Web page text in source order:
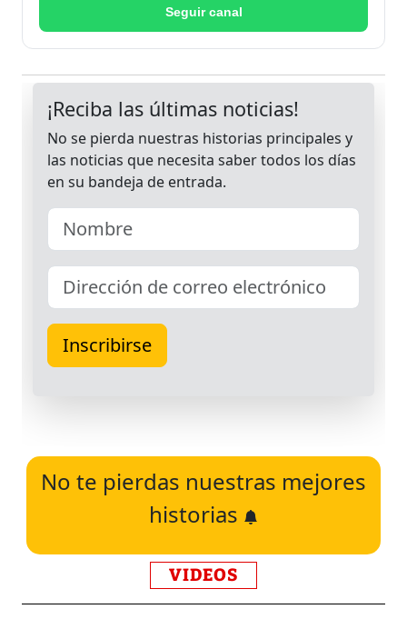
Seguir canal
No te pierdas nuestras mejores
historias
VIDEOS